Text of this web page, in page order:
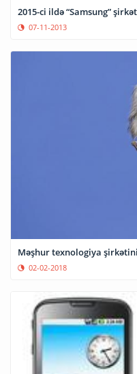
2015-ci ildə “Samsung”
07-11-2013
Məşhur texnologiya
02-02-2018